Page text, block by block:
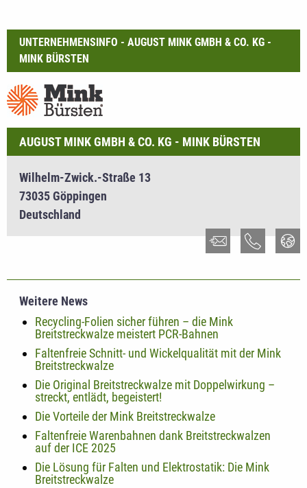
UNTERNEHMENSINFO - AUGUST MINK GMBH & CO. KG -
MINK BÜRSTEN
AUGUST MINK GMBH & CO. KG - MINK BÜRSTEN
Wilhelm-Zwick.-Straße 13
73035 Göppingen
Deutschland
Weitere News
Recycling-Folien sicher führen – die Mink
Breitstreckwalze meistert PCR-Bahnen
Faltenfreie Schnitt- und Wickelqualität mit der Mink
Breitstreckwalze
Die Original Breitstreckwalze mit Doppelwirkung –
streckt, entlädt, begeistert!
Die Vorteile der Mink Breitstreckwalze
Faltenfreie Warenbahnen dank Breitstreckwalzen
auf der ICE 2025
Die Lösung für Falten und Elektrostatik: Die Mink
Breitstreckwalze